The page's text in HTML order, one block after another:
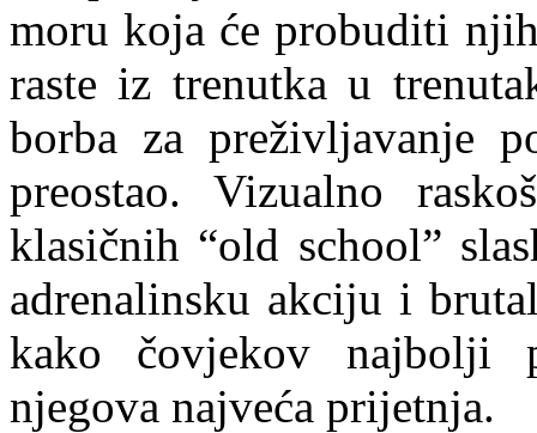
moru koja će probuditi
raste iz trenutka u
borba za preživljavanje
preostao. Vizualno
klasičnih “old school”
adrenalinsku akciju i
kako čovjekov najbolji
njegova najveća prijetnja.